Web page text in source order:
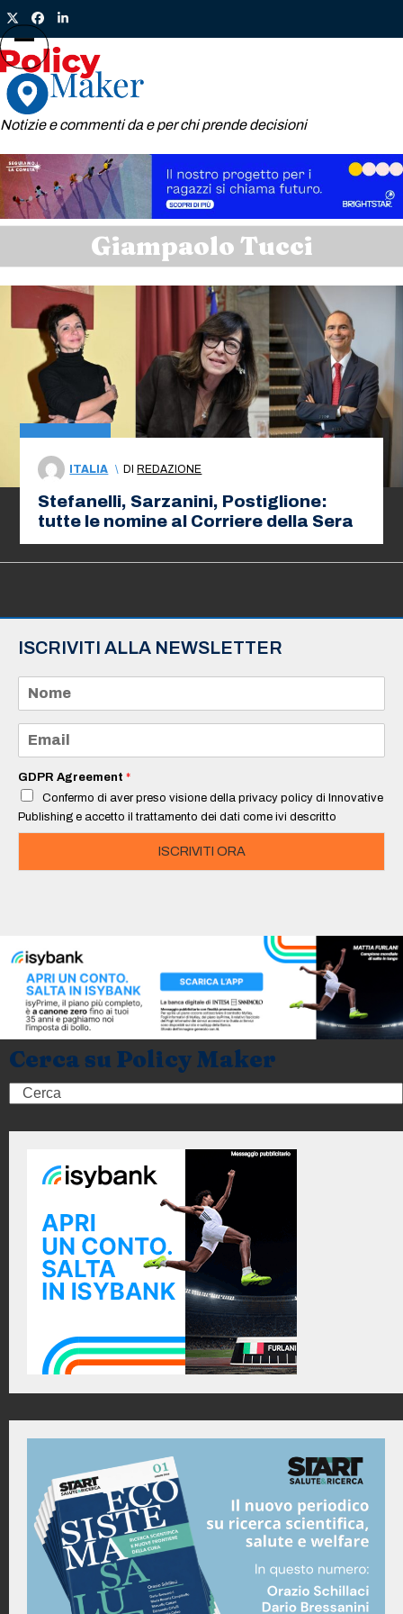
Skip
to
content
TwitterFacebook
LinkedIn
Notizie e commenti da e per chi prende decisioni
Open
mobile
menu
Close
mobile
menu
Giampaolo Tucci
ITALIA \ DI REDAZIONE
Stefanelli, Sarzanini, Postiglione:
tutte le nomine al Corriere della Sera
ISCRIVITI ALLA NEWSLETTER
m
e
a
i
*
GDPR Agreement *
Confermo di aver preso visione della privacy policy di Innovative
Publishing e accetto il trattamento dei dati come ivi descritto
ISCRIVITI ORA
Cerca su Policy Maker
Search